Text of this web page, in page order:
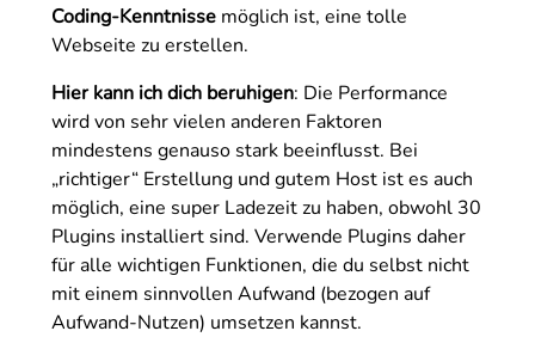
Coding-Kenntnissemöglich ist, eine tolle
Webseite zu erstellen.
Hier kann ich dich beruhigen: Die Performance
wird von sehr vielen anderen Faktoren
mindestens genauso stark beeinflusst. Bei
„richtiger“ Erstellung und gutem Host ist es auch
möglich, eine super Ladezeit zu haben, obwohl 30
Plugins installiert sind. Verwende Plugins daher
für alle wichtigen Funktionen, die du selbst nicht
mit einem sinnvollen Aufwand (bezogen auf
Aufwand-Nutzen) umsetzen kannst.